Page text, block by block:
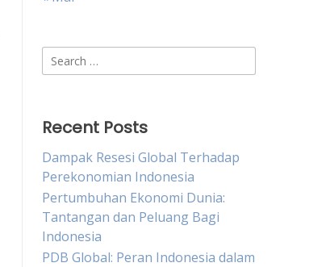
Search
for:
Recent Posts
Dampak Resesi Global Terhadap
Perekonomian Indonesia
Pertumbuhan Ekonomi Dunia:
Tantangan dan Peluang Bagi
Indonesia
PDB Global: Peran Indonesia dalam